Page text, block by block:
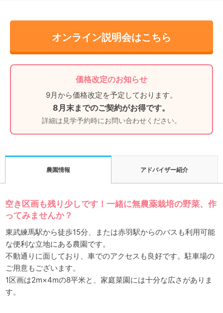
オンライン説明会はこちら
価格改定のお知らせ
9月から価格改定を予定しております。
8月末までのご契約がお得です。
詳細は見学予約時にお問い合わせください。
農園情報 アドバイザー紹介
空き区画も残り少しです！一緒に無農薬栽培の野菜、作
ってみませんか？
東武練馬駅から徒歩15分、または赤羽駅からのバスも利用可能
な便利な立地にある農園です。
不動通りに面しており、車でのアクセスも良好です。駐車場の
ご用意もございます。
1区画は2m×4mの8平米と、家庭菜園には十分な広さがありま
す。